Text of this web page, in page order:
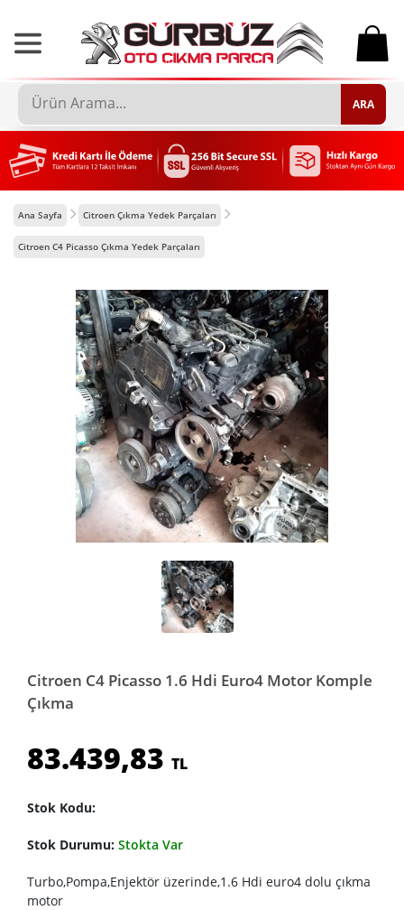
0
ARA
Ana Sayfa Citroen Çıkma Yedek Parçaları
Citroen C4 Picasso Çıkma Yedek Parçaları
Citroen C4 Picasso 1.6 Hdi Euro4 Motor Komple
Çıkma
83.439,83 TL
Stok Kodu:
Stok Durumu: Stokta Var
Turbo,Pompa,Enjektör üzerinde,1.6 Hdi euro4 dolu çıkma
motor